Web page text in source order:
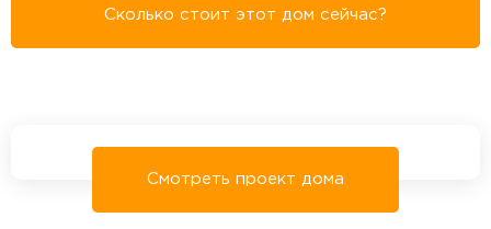
Сколько стоит этот дом сейчас?
Смотреть проект дома